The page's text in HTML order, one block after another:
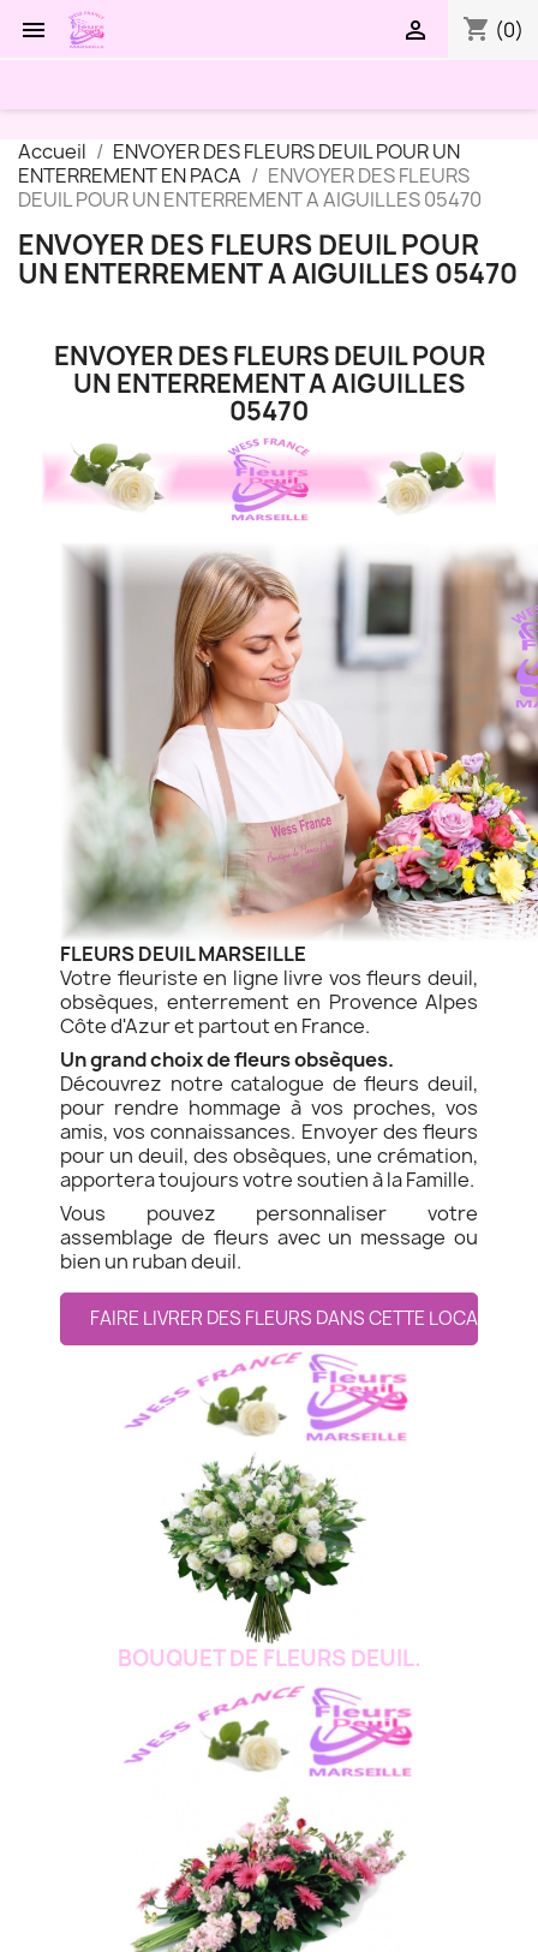
 shopping_cart (0)

Accueil
ENVOYER DES FLEURS DEUIL POUR UN
ENTERREMENT EN PACA
ENVOYER DES FLEURS
DEUIL POUR UN ENTERREMENT A AIGUILLES 05470
ENVOYER DES FLEURS DEUIL POUR
UN ENTERREMENT A AIGUILLES 05470
ENVOYER DES FLEURS DEUIL POUR
UN ENTERREMENT A AIGUILLES
05470
FLEURS DEUIL MARSEILLE
Votre fleuriste en ligne livre vos fleurs deuil,
obsèques, enterrement en Provence Alpes
Côte d'Azur et partout en France.
Un grand choix de fleurs obsèques.
Découvrez notre catalogue de fleurs deuil,
pour rendre hommage à vos proches, vos
amis, vos connaissances. Envoyer des fleurs
pour un deuil, des obsèques, une crémation,
apportera toujours votre soutien à la Famille.
Vous pouvez personnaliser votre
assemblage de fleurs avec un message ou
bien un ruban deuil.
FAIRE LIVRER DES FLEURS DANS CETTE LOCALITE
BOUQUET DE FLEURS DEUIL.